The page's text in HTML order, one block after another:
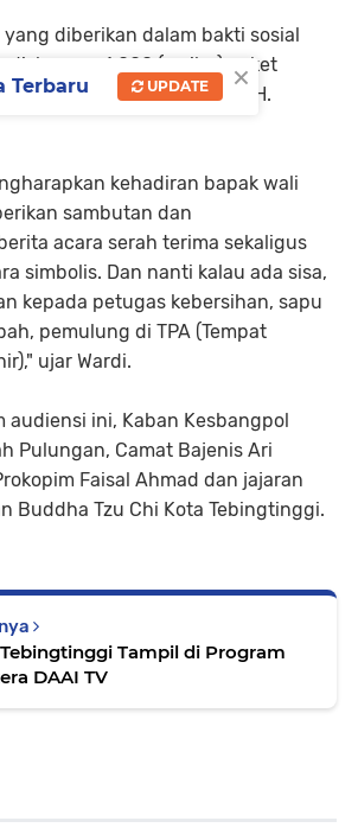
diberikan dalam bakti sosial
berupa 1.000 (seribu) paket
15 Maret di sekolah Ir. H.
kehadiran bapak wali
sambutan dan
acara serah terima sekaligus
simbolis. Dan nanti kalau ada sisa,
kepada petugas kebersihan, sapu
pemulung di TPA (Tempat
ujar Wardi.
audiensi ini, Kaban Kesbangpol
Pulungan, Camat Bajenis Ari
Faisal Ahmad dan jajaran
Buddha Tzu Chi Kota Tebingtinggi.
Tampil di Program
DAAI TV
×
Terbaru UPDATE